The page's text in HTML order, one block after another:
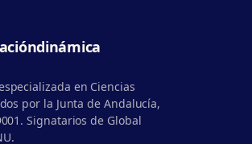
dinámica
en Ciencias
por la Junta de Andalucía,
Signatarios de Global